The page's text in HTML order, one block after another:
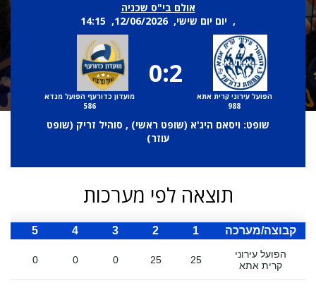
אולם בי"ס שכניה
, יום יום שישי, 12/06/2026, 14:15
הפועל עירוני קרית אתא
988
0:2
מועדון כדורעף הפועל מנדא
586
שופט: ויסאם היג'א (שופט ראשי) , סוהיל זריק (שופט
עוזר)
תוצאה לפי מערכות
קבוצה/מערכה 1
2
3
4
5
הפועל עירוני
קרית אתא
25
25
0
0
0